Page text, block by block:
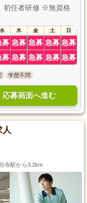
初任者研修 ※無資格
水 木 金 土 日
募 急募 急募 急募 急募
募 急募 急募 急募 急募
学歴不問
応募画面へ進む
人
寺駅から3.2km